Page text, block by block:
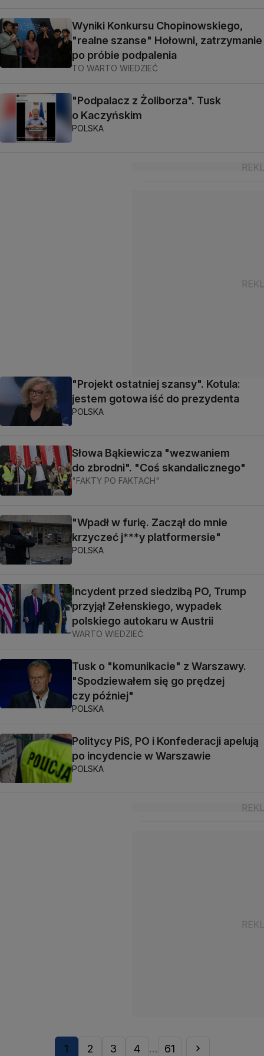
Wyniki Konkursu Chopinowskiego,
"realne szanse" Hołowni, zatrzymanie
po próbie podpalenia
TO WARTO WIEDZIEĆ
"Podpalacz z Żoliborza". Tusk
o Kaczyńskim
POLSKA
"Projekt ostatniej szansy". Kotula:
jestem gotowa iść do prezydenta
POLSKA
Słowa Bąkiewicza "wezwaniem
do zbrodni". "Coś skandalicznego"
"FAKTY PO FAKTACH"
"Wpadł w furię. Zaczął do mnie
krzyczeć j***y platformersie"
POLSKA
Incydent przed siedzibą PO, Trump
przyjął Zełenskiego, wypadek
polskiego autokaru w Austrii
WARTO WIEDZIEĆ
Tusk o "komunikacie" z Warszawy.
"Spodziewałem się go prędzej
czy później"
POLSKA
Politycy PiS, PO i Konfederacji apelują
po incydencie w Warszawie
POLSKA
1 2 3 4 ... 61